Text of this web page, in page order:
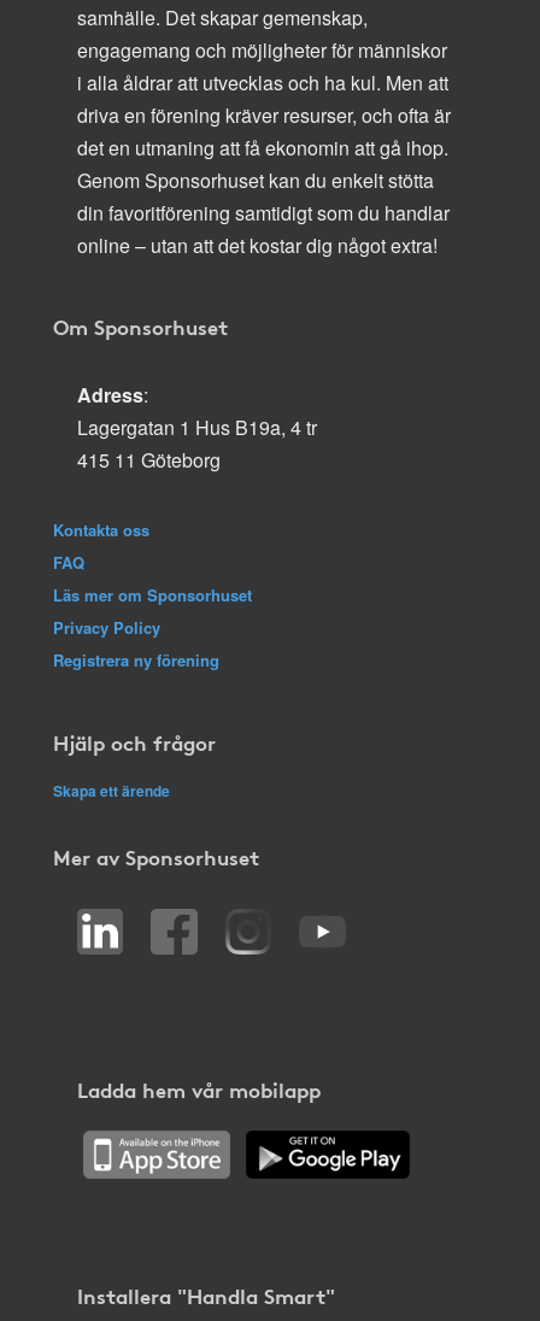
samhälle. Det skapar gemenskap,
engagemang och möjligheter för människor
i alla åldrar att utvecklas och ha kul. Men att
driva en förening kräver resurser, och ofta är
det en utmaning att få ekonomin att gå ihop.
Genom Sponsorhuset kan du enkelt stötta
din favoritförening samtidigt som du handlar
online – utan att det kostar dig något extra!
Om Sponsorhuset
Adress:
Lagergatan 1 Hus B19a, 4 tr
415 11 Göteborg
Kontakta oss
FAQ
Läs mer om Sponsorhuset
Privacy Policy
Registrera ny förening
Hjälp och frågor
Skapa ett ärende
Mer av Sponsorhuset
Ladda hem vår mobilapp
Installera "Handla Smart"